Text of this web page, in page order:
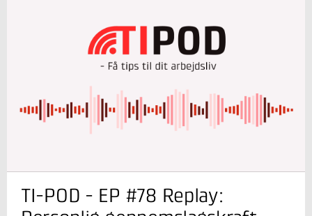
Kursusadministration
Kontakt os
TI-POD - EP #78 Replay: